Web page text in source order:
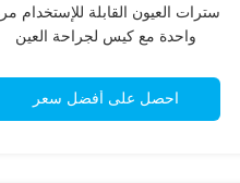
سترات العيون القابلة للإستخدام
واحدة مع كيس لجراحة العين
احصل على أفضل سعر